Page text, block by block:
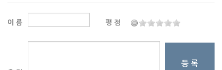
이 름 평 점
등 록